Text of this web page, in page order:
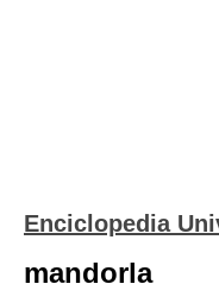
Enciclopedia
mandorla